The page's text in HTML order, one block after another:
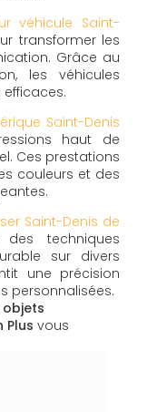
véhicule Saint-
transformer les
Grâce au
les véhicules
Saint-Denis
haut de
Ces prestations
couleurs et des
Saint-Denis de
des techniques
sur divers
une précision
personnalisées.
Plus vous